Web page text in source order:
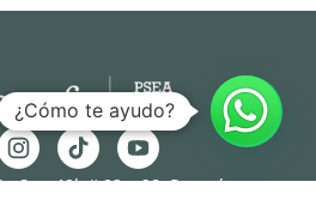
Cra. 49b # 93 – 38, Bogotá
¿Cómo te ayudo?